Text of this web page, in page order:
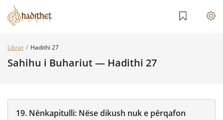
Librat Hadithi 27
Sahihu i Buhariut — Hadithi 27
19. Nënkapitulli: Nëse dikush nuk e përqafon